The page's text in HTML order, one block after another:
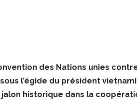
des Nations unies
l’égide du président
jalon historique dans la